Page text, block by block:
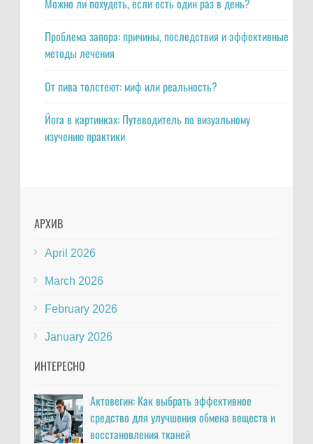
Можно ли похудеть, если есть один раз в день?
Проблема запора: причины, последствия и эффективные
методы лечения
От пива толстеют: миф или реальность?
Йога в картинках: Путеводитель по визуальному
изучению практики
АРХИВ
April 2026
March 2026
February 2026
January 2026
ИНТЕРЕСНО
Актовегин: Как выбрать эффективное
средство для улучшения обмена веществ и
восстановления тканей